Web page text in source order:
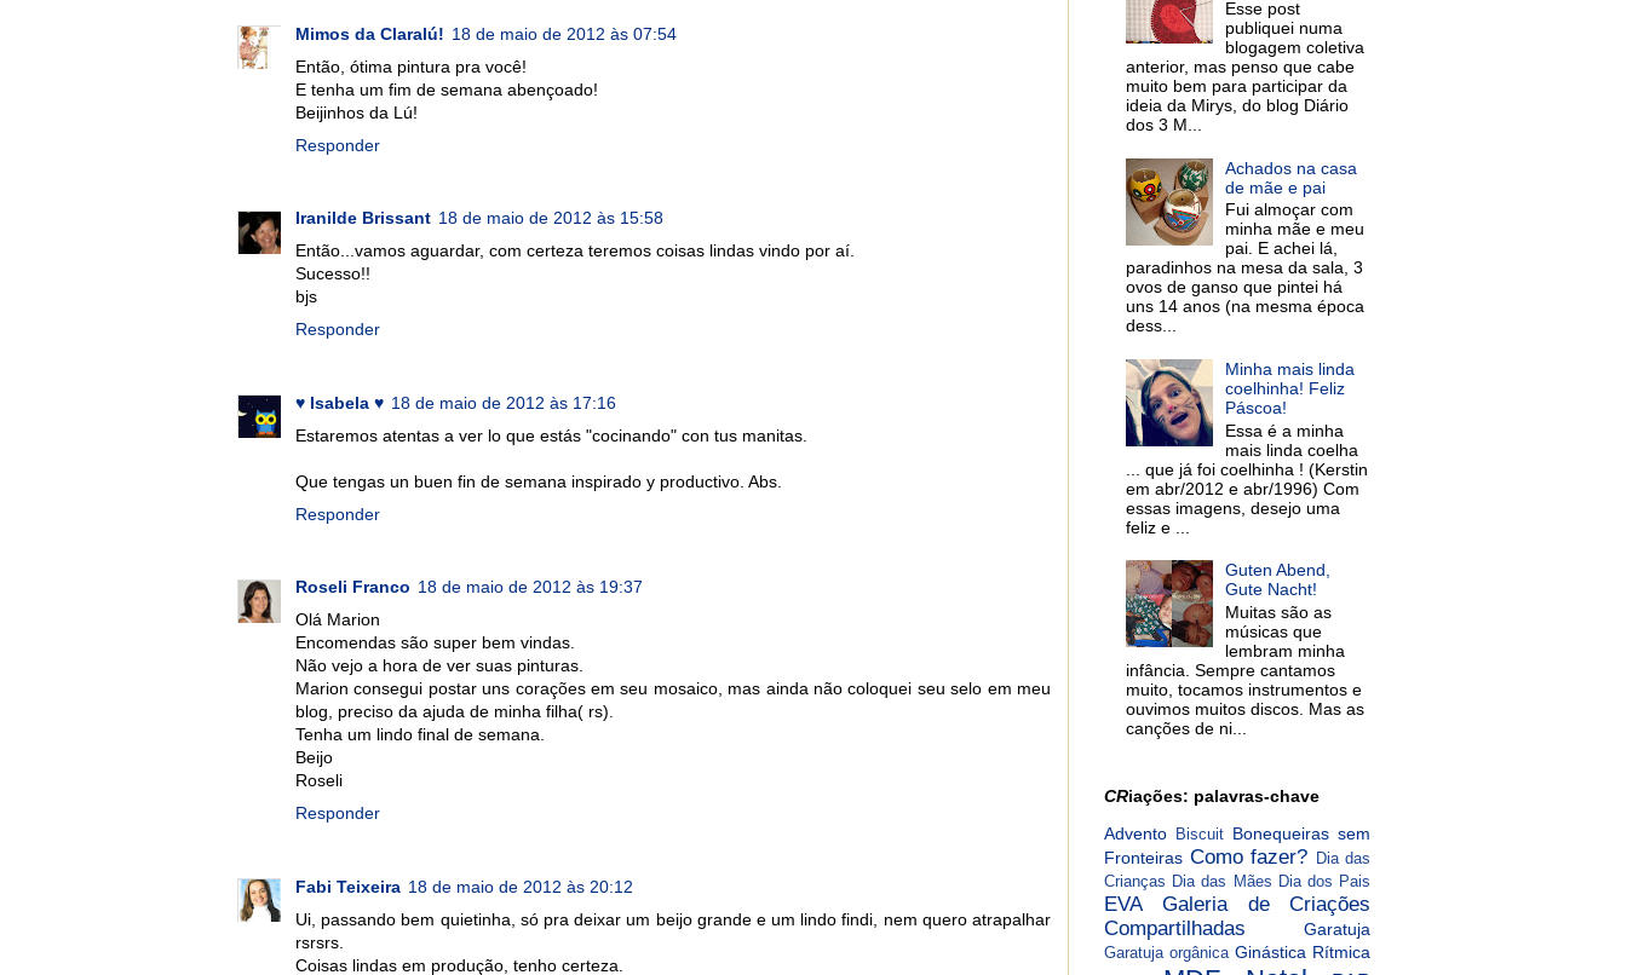
Mimos da Claralú! 18 de maio de 2012 às 07:54
Então, ótima pintura pra você!
E tenha um fim de semana abençoado!
Beijinhos da Lú!
Responder
Iranilde Brissant 18 de maio de 2012 às 15:58
Então...vamos aguardar, com certeza teremos coisas lindas vindo por aí.
Sucesso!!
bjs
Responder
♥ Isabela ♥ 18 de maio de 2012 às 17:16
Estaremos atentas a ver lo que estás "cocinando" con tus manitas.
Que tengas un buen fin de semana inspirado y productivo. Abs.
Responder
Roseli Franco 18 de maio de 2012 às 19:37
Olá Marion
Encomendas são super bem vindas.
Não vejo a hora de ver suas pinturas.
Marion consegui postar uns corações em seu mosaico, mas ainda não coloquei seu selo em meu
blog, preciso da ajuda de minha filha( rs).
Tenha um lindo final de semana.
Beijo
Roseli
Responder
Fabi Teixeira 18 de maio de 2012 às 20:12
Ui, passando bem quietinha, só pra deixar um beijo grande e um lindo findi, nem quero atrapalhar
rsrsrs.
Coisas lindas em produção, tenho certeza.
Esse post
publiquei numa
blogagem coletiva
anterior, mas penso que cabe
muito bem para participar da
ideia da Mirys, do blog Diário
dos 3 M...
Achados na casa
de mãe e pai
Fui almoçar com
minha mãe e meu
pai. E achei lá,
paradinhos na mesa da sala, 3
ovos de ganso que pintei há
uns 14 anos (na mesma época
dess...
Minha mais linda
coelhinha! Feliz
Páscoa!
Essa é a minha
mais linda coelha
... que já foi coelhinha ! (Kerstin
em abr/2012 e abr/1996) Com
essas imagens, desejo uma
feliz e ...
Guten Abend,
Gute Nacht!
Muitas são as
músicas que
lembram minha
infância. Sempre cantamos
muito, tocamos instrumentos e
ouvimos muitos discos. Mas as
canções de ni...
CRiações: palavras-chave
Advento
Biscuit Bonequeiras sem
Fronteiras Como fazer?
Dia das
Crianças Dia das Mães Dia dos Pais
EVA
Galeria de Criações
Compartilhadas
Garatuja
Garatuja orgânica Ginástica Rítmica